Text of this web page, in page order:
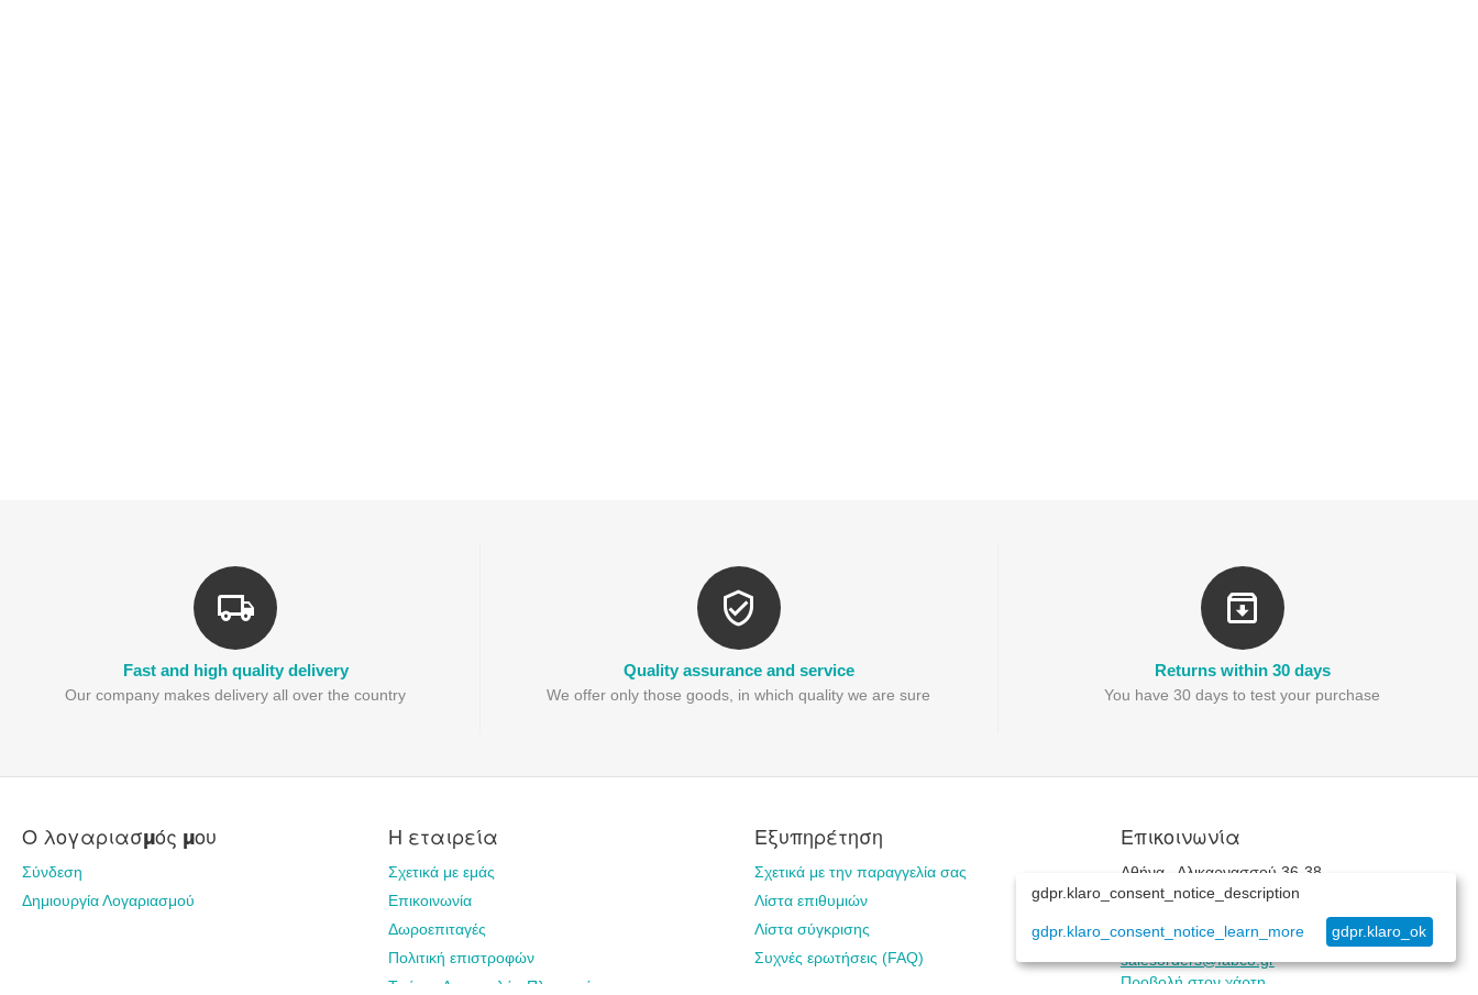
Fast and high quality delivery
Our company makes delivery all over the country
Quality assurance and service
We offer only those goods, in which quality we are sure
Returns within 30 days
You have 30 days to test your purchase
Ο λογαριασμός μου
Σύνδεση
Δημιουργία Λογαριασμού
Η εταιρεία
Σχετικά με εμάς
Επικοινωνία
Δωροεπιταγές
Πολιτική επιστροφών
Τρόποι Αποστολής-Πληρωμής
Εξυπηρέτηση
Σχετικά με την παραγγελία σας
Λίστα επιθυμιών
Λίστα σύγκρισης
Συχνές ερωτήσεις (FAQ)
Επικοινωνία
Αθήνα , Αλικαρνασσού 36-38
+30(210)515-2187
Δευ.-Παρ. 8:30 - 16:30
salesorders@fabco.gr
Προβολή στον χάρτη
gdpr.klaro_consent_notice_description
gdpr.klaro_consent_notice_learn_more gdpr.klaro_ok